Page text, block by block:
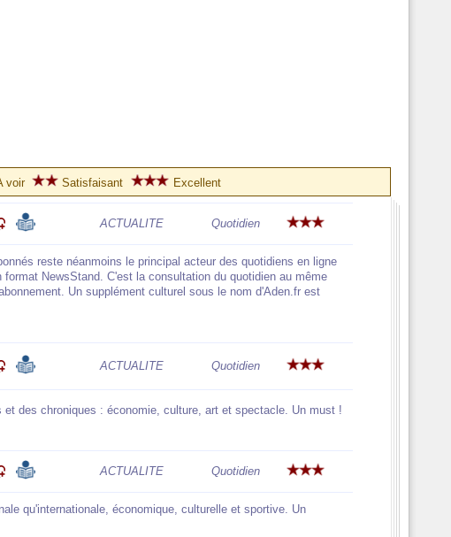
voir Satisfaisant Excellent
ACTUALITE Quotidien
reste néanmoins le principal acteur des quotidiens en ligne
NewsStand. C'est la consultation du quotidien au même
Un supplément culturel sous le nom d'Aden.fr est
ACTUALITE Quotidien
des chroniques : économie, culture, art et spectacle. Un must !
ACTUALITE Quotidien
qu'internationale, économique, culturelle et sportive. Un